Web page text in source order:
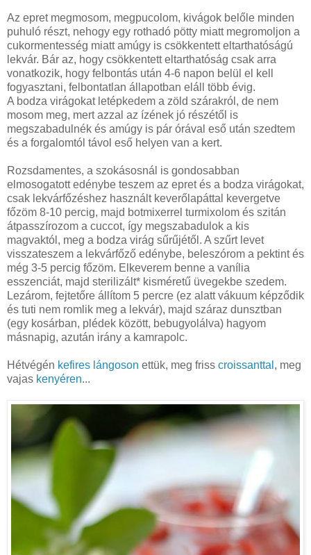
Az epret megmosom, megpucolom, kivágok belőle minden
puhuló részt, nehogy egy rothadó pötty miatt megromoljon a
cukormentesség miatt amúgy is csökkentett eltarthatóságú
lekvár. Bár az, hogy csökkentett eltarthatóság csak arra
vonatkozik, hogy felbontás után 4-6 napon belül el kell
fogyasztani, felbontatlan állapotban eláll több évig.
A bodza virágokat letépkedem a zöld szárakról, de nem
mosom meg, mert azzal az ízének jó részétől is
megszabadulnék és amúgy is pár órával eső után szedtem
és a forgalomtól távol eső helyen van a kert.
Rozsdamentes, a szokásosnál is gondosabban
elmosogatott edénybe teszem az epret és a bodza virágokat,
csak lekvárfőzéshez használt keverőlapáttal kevergetve
főzöm 8-10 percig, majd botmixerrel turmixolom és szitán
átpasszírozom a cuccot, így megszabadulok a kis
magvaktól, meg a bodza virág sűrűjétől. A szűrt levet
visszateszem a lekvárfőző edénybe, beleszórom a pektint és
még 3-5 percig főzöm. Elkeverem benne a vanília
esszenciát, majd sterilizált* kisméretű üvegekbe szedem.
Lezárom, fejtetőre állítom 5 percre (ez alatt vákuum képződik
és tuti nem romlik meg a lekvár), majd száraz dunsztban
(egy kosárban, plédek között, bebugyolálva) hagyom
másnapig, azután irány a kamrapolc.
Hétvégén kefires lángoson ettük, meg friss croissanttal , meg
vajas kenyéren...